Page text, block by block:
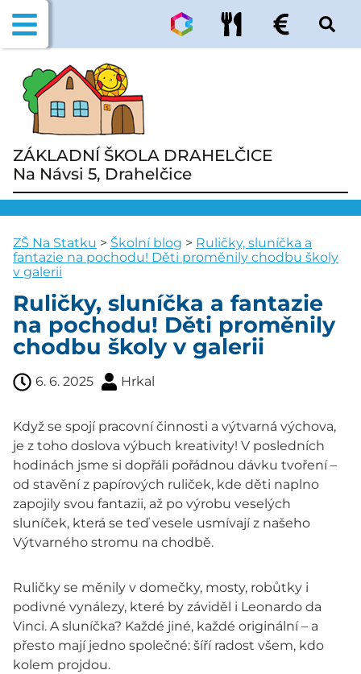
ZÁKLADNÍ ŠKOLA DRAHELČICE
Na Návsi 5, Drahelčice
ZŠ Na Statku > Školní blog > Ruličky, sluníčka a
fantazie na pochodu! Děti proměnily chodbu školy
v galerii
Ruličky, sluníčka a fantazie
na pochodu! Děti proměnily
chodbu školy v galerii
6. 6. 2025 Hrkal
Když se spojí pracovní činnosti a výtvarná výchova,
je z toho doslova výbuch kreativity! V posledních
hodinách jsme si dopřáli pořádnou dávku tvoření –
od stavění z papírových ruliček, kde děti naplno
zapojily svou fantazii, až po výrobu veselých
sluníček, která se teď vesele usmívají z našeho
Výtvarného stromu na chodbě.
Ruličky se měnily v domečky, mosty, robůtky i
podivné vynálezy, které by záviděl i Leonardo da
Vinci. A sluníčka? Každé jiné, každé originální – a
přesto mají jedno společné: šíří radost všem, kdo
kolem projdou.